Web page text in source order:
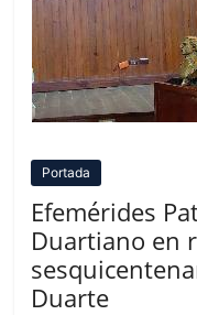
Portada
Efemérides
Duartiano en
Duarte